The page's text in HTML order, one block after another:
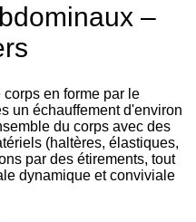
–
en forme par le
un échauffement d'environ
du corps avec des
(haltères, élastiques,
par des étirements, tout
dynamique et conviviale